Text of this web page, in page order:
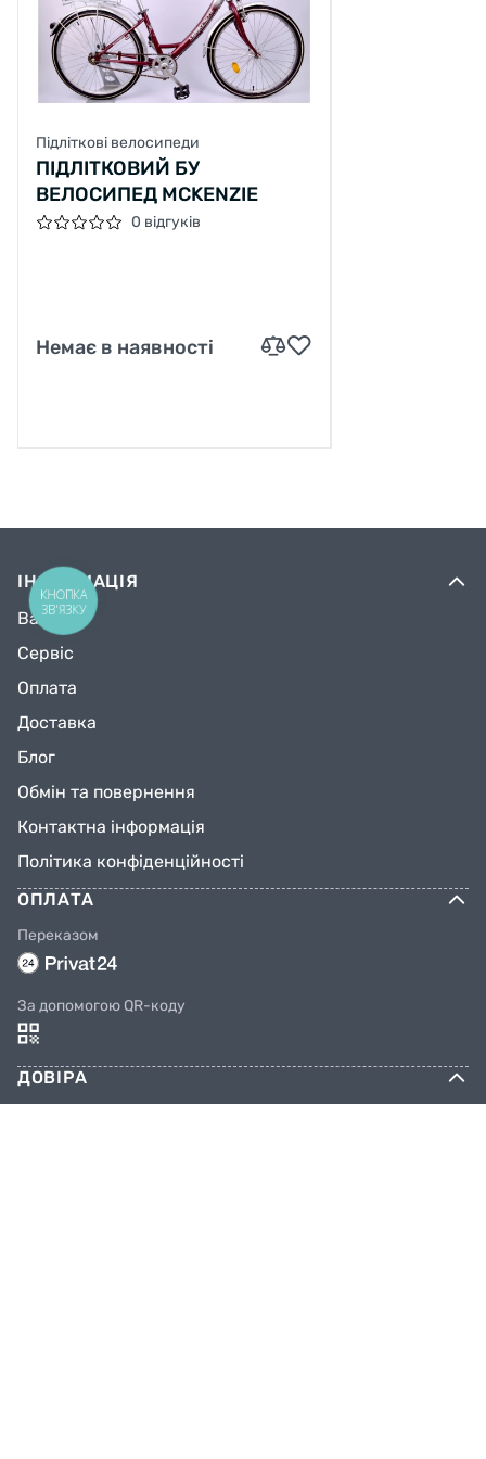
Підліткові велосипеди
ПІДЛІТКОВИЙ БУ
ВЕЛОСИПЕД MCKENZIE
0 відгуків
Немає в наявності
ІНФОРМАЦІЯ
Вакансії
Сервіс
Оплата
Доставка
Блог
Обмін та повернення
Контактна інформація
Політика конфіденційності
ОПЛАТА
Переказом
За допомогою QR-коду
ДОВІРА
КНОПКА
ЗВ'ЯЗКУ